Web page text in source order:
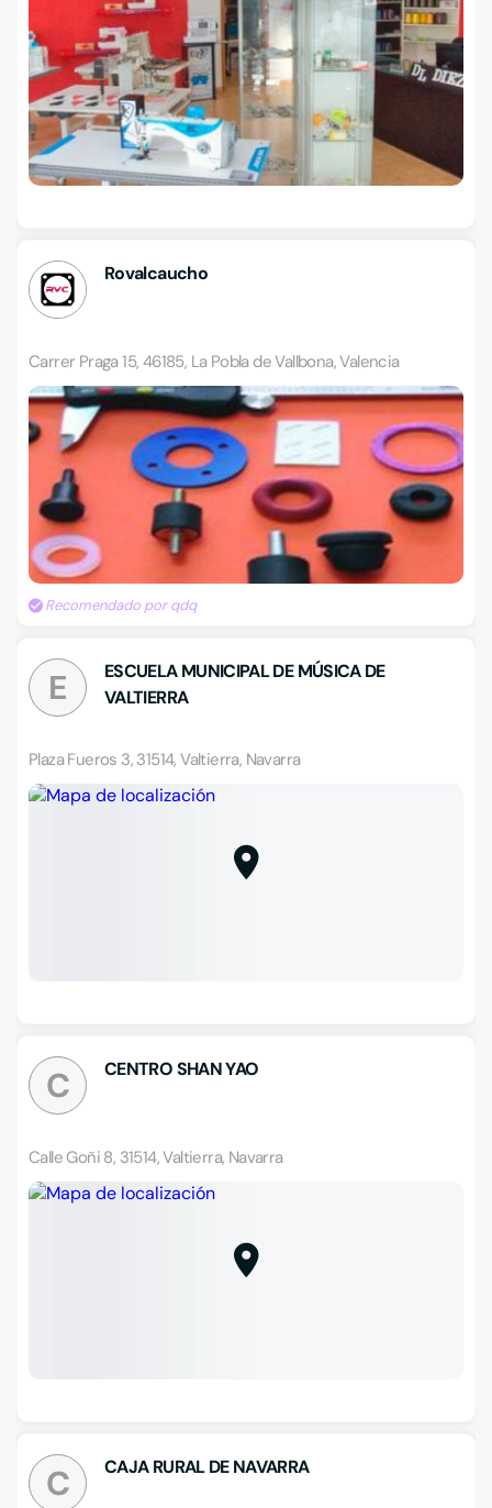
Rovalcaucho
Carrer Praga 15, 46185, La Pobla de Vallbona, Valencia
Recomendado por qdq
E
ESCUELA MUNICIPAL DE MÚSICA DE
VALTIERRA
Plaza Fueros 3, 31514, Valtierra, Navarra
C CENTRO SHAN YAO
Calle Goñi 8, 31514, Valtierra, Navarra
C CAJA RURAL DE NAVARRA